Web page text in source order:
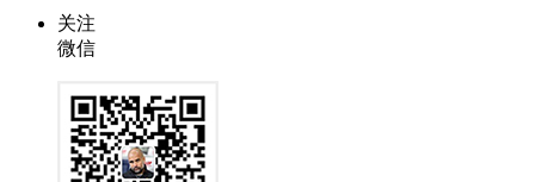
关注
微信